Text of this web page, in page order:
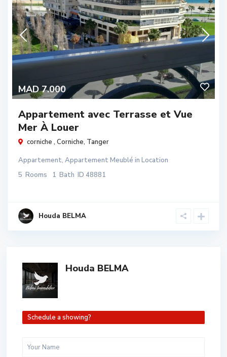
MAD 7.000
Appartement avec Terrasse et Vue
Mer À Louer
corniche , Corniche, Tanger
Appartement, Appartement Meublé in Location
5 Rooms 1 Bath ID 48881
Houda BELMA
Houda BELMA
Schedule a showing?